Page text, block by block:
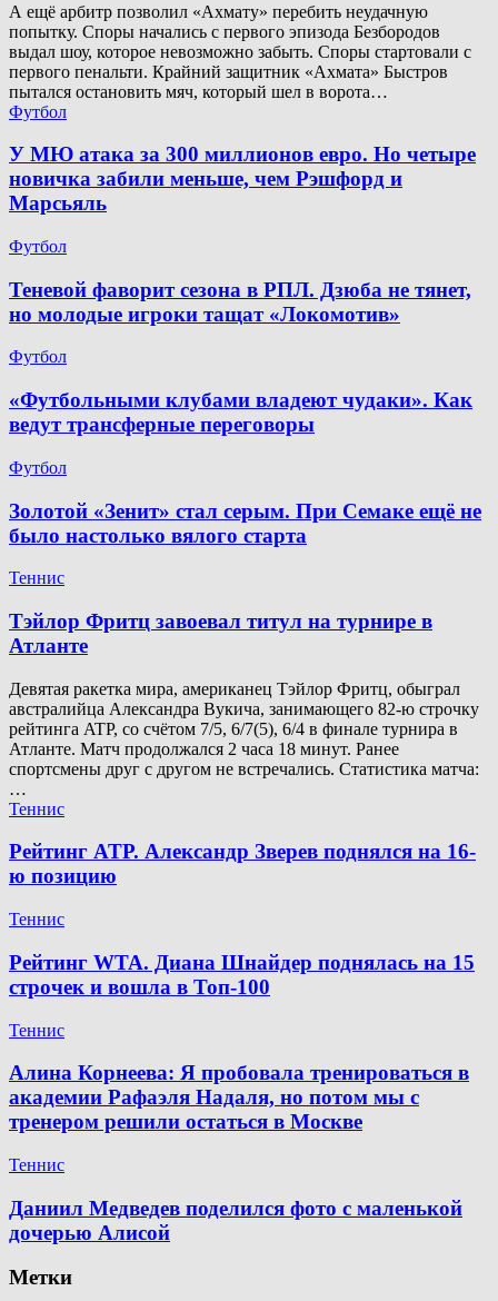
А ещё арбитр позволил «Ахмату» перебить неудачную
попытку. Споры начались с первого эпизода Безбородов
выдал шоу, которое невозможно забыть. Споры стартовали с
первого пенальти. Крайний защитник «Ахмата» Быстров
пытался остановить мяч, который шел в ворота…
Футбол
У МЮ атака за 300 миллионов евро. Но четыре
новичка забили меньше, чем Рэшфорд и
Марсьяль
Футбол
Теневой фаворит сезона в РПЛ. Дзюба не тянет,
но молодые игроки тащат «Локомотив»
Футбол
«Футбольными клубами владеют чудаки». Как
ведут трансферные переговоры
Футбол
Золотой «Зенит» стал серым. При Семаке ещё не
было настолько вялого старта
Теннис
Тэйлор Фритц завоевал титул на турнире в
Атланте
Девятая ракетка мира, американец Тэйлор Фритц, обыграл
австралийца Александра Вукича, занимающего 82-ю строчку
рейтинга ATP, со счётом 7/5, 6/7(5), 6/4 в финале турнира в
Атланте. Матч продолжался 2 часа 18 минут. Ранее
спортсмены друг с другом не встречались. Статистика матча:
…
Теннис
Рейтинг ATP. Александр Зверев поднялся на 16-
ю позицию
Теннис
Рейтинг WTA. Диана Шнайдер поднялась на 15
строчек и вошла в Топ-100
Теннис
Алина Корнеева: Я пробовала тренироваться в
академии Рафаэля Надаля, но потом мы с
тренером решили остаться в Москве
Теннис
Даниил Медведев поделился фото с маленькой
дочерью Алисой
Метки